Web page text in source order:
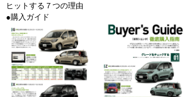
ヒットする７つの理由
●購入ガイド